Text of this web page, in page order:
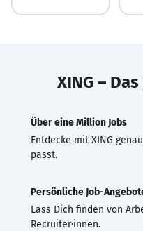
XING –
Über eine Million Jobs
Entdecke mit XING
passt.
Persönliche Job-
Lass Dich finden von
Recruiter·innen.